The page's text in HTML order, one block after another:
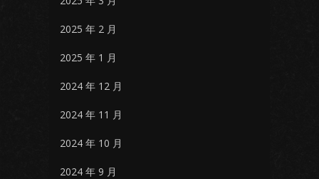
2025 年 2 月
2025 年 1 月
2024 年 12 月
2024 年 11 月
2024 年 10 月
2024 年 9 月